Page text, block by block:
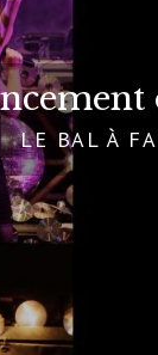
LE BAL À